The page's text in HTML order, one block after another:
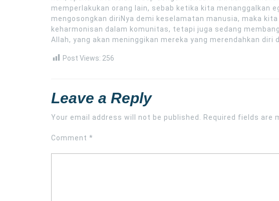
memperlakukan orang lain, sebab ketika kita menanggalkan
mengosongkan diriNya demi keselamatan manusia, maka
keharmonisan dalam komunitas, tetapi juga sedang
Allah, yang akan meninggikan mereka yang merendahkan diri
Post Views: 256
Leave a Reply
Your email address will not be published. Required fields are
Comment *